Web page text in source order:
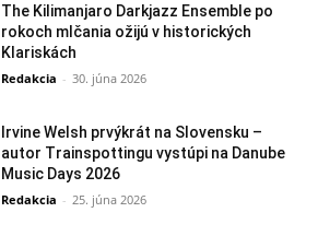
The Kilimanjaro Darkjazz Ensemble po
rokoch mlčania ožijú v historických
Klariskách
Redakcia - 30. júna 2026
Irvine Welsh prvýkrát na Slovensku –
autor Trainspottingu vystúpi na Danube
Music Days 2026
Redakcia - 25. júna 2026